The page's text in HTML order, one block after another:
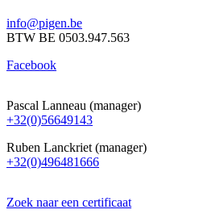
info@pigen.be
BTW BE 0503.947.563
Facebook
Pascal Lanneau (manager)
+32(0)56649143
Ruben Lanckriet (manager)
+32(0)496481666
Zoek naar een certificaat